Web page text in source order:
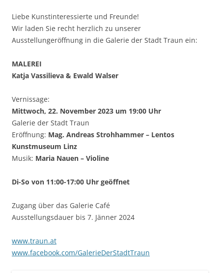
Liebe Kunstinteressierte und Freunde!
Wir laden Sie recht herzlich zu unserer
Ausstellungeröffnung in die Galerie der Stadt Traun ein:
MALEREI
Katja Vassilieva & Ewald Walser
Vernissage:
Mittwoch, 22. November 2023 um 19:00 Uhr
Galerie der Stadt Traun
Eröffnung: Mag. Andreas Strohhammer – Lentos
Kunstmuseum Linz
Musik: Maria Nauen – Violine
Di-So von 11:00-17:00 Uhr geöffnet
Zugang über das Galerie Café
Ausstellungsdauer bis 7. Jänner 2024
www.traun.at
www.facebook.com/GalerieDerStadtTraun